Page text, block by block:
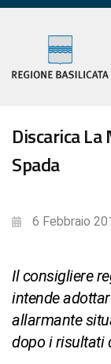
Discarica
Spada
6 Febbraio
Il consigliere
intende
allarmante
dopo i risultati